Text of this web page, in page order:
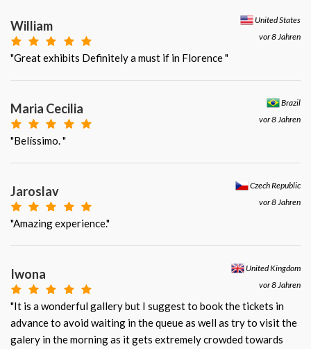
United States
vor 8 Jahren
William
"Great exhibits Definitely a must if in Florence "
Brazil
vor 8 Jahren
Maria Cecilia
"Belíssimo. "
Czech Republic
vor 8 Jahren
Jaroslav
"Amazing experience."
United Kingdom
vor 8 Jahren
Iwona
"It is a wonderful gallery but I suggest to book the tickets in
advance to avoid waiting in the queue as well as try to visit the
galery in the morning as it gets extremely crowded towards